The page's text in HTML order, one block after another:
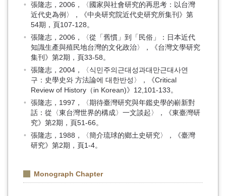
張隆志，2006，〈國家與社會研究的再思考：以台灣
近代史為例〉，《中央研究院近代史研究所集刊》第
54期，頁107-128。
張隆志，2006，〈從「舊慣」到「民俗」：日本近代
知識生產與殖民地台灣的文化政治〉，《台灣文學研究
集刊》第2期，頁33-58。
張隆志，2004，〈식민주의근대성과대만근대사연
구：史學史와 方法論에 대한반성〉，《Critical
Review of History（in Korean)》12,101-133。
張隆志，1997，〈期待臺灣研究與年鑑史學的嶄新對
話：從〈東台灣世界的構成〉一文談起〉，《東臺灣研
究》第2期，頁51-66。
張隆志，1988，〈簡介琉球的鄉土史研究〉，《臺灣
研究》第2期，頁1-4。
Monograph Chapter